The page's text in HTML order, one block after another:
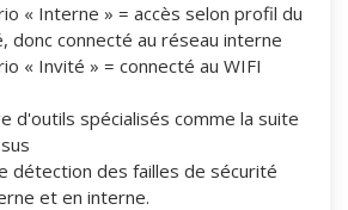
« Interne » = accès selon profil du
donc connecté au réseau interne
« Invité » = connecté au WIFI
d'outils spécialisés comme la suite
détection des failles de sécurité
et en interne.